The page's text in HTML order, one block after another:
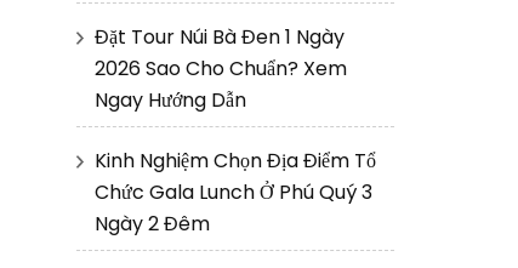
Đặt Tour Núi Bà Đen 1 Ngày
2026 Sao Cho Chuẩn? Xem
Ngay Hướng Dẫn
Kinh Nghiệm Chọn Địa Điểm Tổ
Chức Gala Lunch Ở Phú Quý 3
Ngày 2 Đêm